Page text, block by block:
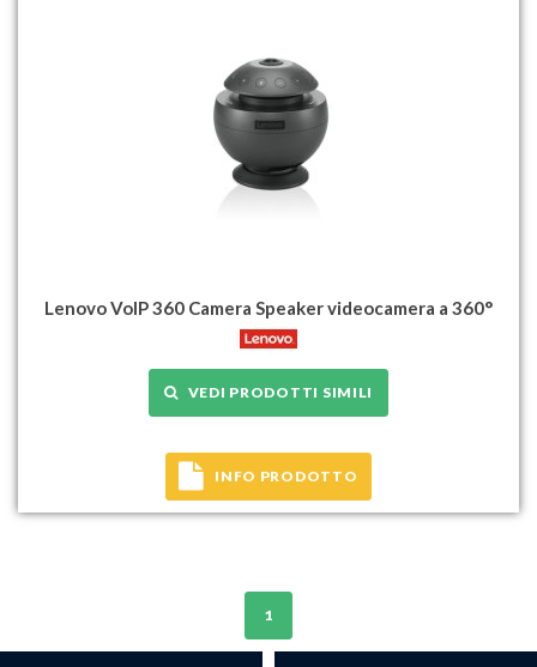
Lenovo VoIP 360 Camera Speaker videocamera a 360°
VEDI PRODOTTI SIMILI
INFO PRODOTTO
1